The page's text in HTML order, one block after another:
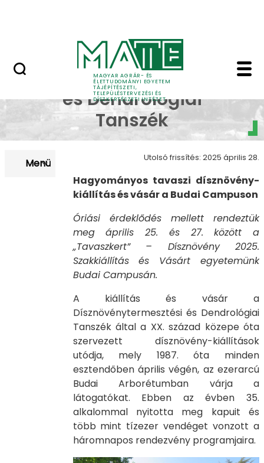
MAGYAR AGRÁR- ÉS
ÉLETTUDOMÁNYI EGYETEM
TÁJÉPÍTÉSZETI,
TELEPÜLÉSTERVEZÉSI ÉS
DÍSZKERTÉSZETI INTÉZET
Tavaszi Dísznövény
Dísznövénytermesztési
és Dendrológiai
Tanszék
Menü Utolsó frissítés: 2025 április 28.
Hagyományos tavaszi dísznövény-
kiállítás és vásár a Budai Campuson
Óriási érdeklődés mellett rendeztük
meg április 25. és 27. között a
„Tavaszkert” – Dísznövény 2025.
Szakkiállítás és Vásárt egyetemünk
Budai Campusán.
A kiállítás és vásár a
Dísznövénytermesztési és Dendrológiai
Tanszék által a XX. század közepe óta
szervezett dísznövény-kiállítások
utódja, mely 1987. óta minden
esztendőben április végén, az ezerarcú
Budai Arborétumban várja a
látogatókat. Ebben az évben 35.
alkalommal nyitotta meg kapuit és
több mint tízezer vendéget vonzott a
háromnapos rendezvény programjaira.